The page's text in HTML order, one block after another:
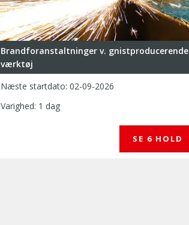
Brandforanstaltninger v. gnistproducerende
værktøj
Næste startdato: 02-09-2026
Varighed: 1 dag
SE 6 HOLD